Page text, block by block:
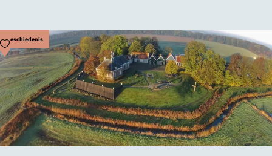
g
a
l
H
i
g
h
s
u
Geschiedenis
Voeg toe als favoriet